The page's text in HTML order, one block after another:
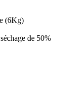
(6Kg)
de 50%